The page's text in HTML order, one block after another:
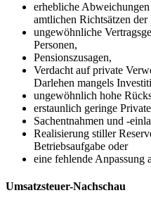
erhebliche
amtlichen Richtsätzen
ungewöhnliche
Personen,
Pensionszusagen,
Verdacht auf private
Darlehen mangels
ungewöhnlich hohe
erstaunlich geringe
Sachentnahmen und -
Realisierung stiller
Betriebsaufgabe oder
eine fehlende Anpassung
Umsatzsteuer-Nachschau